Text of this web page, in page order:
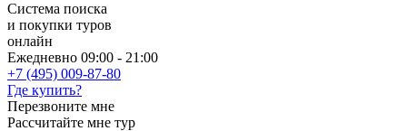
Система поиска
и покупки туров
онлайн
Ежедневно 09:00 - 21:00
+7 (495) 009-87-80
Где купить?
Перезвоните мне
Рассчитайте мне тур